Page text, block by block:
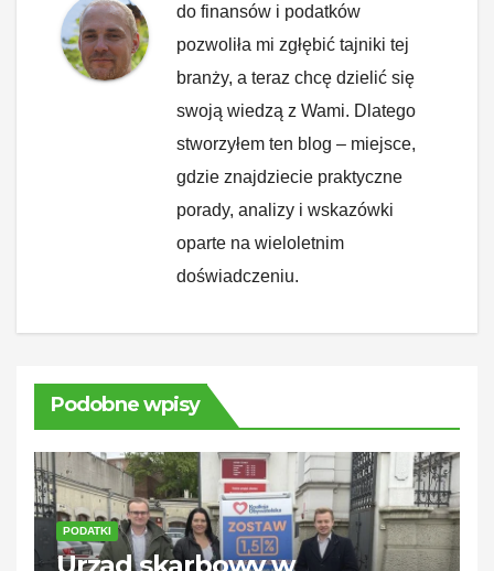
do finansów i podatków
pozwoliła mi zgłębić tajniki tej
branży, a teraz chcę dzielić się
swoją wiedzą z Wami. Dlatego
stworzyłem ten blog – miejsce,
gdzie znajdziecie praktyczne
porady, analizy i wskazówki
oparte na wieloletnim
doświadczeniu.
Podobne wpisy
PODATKI